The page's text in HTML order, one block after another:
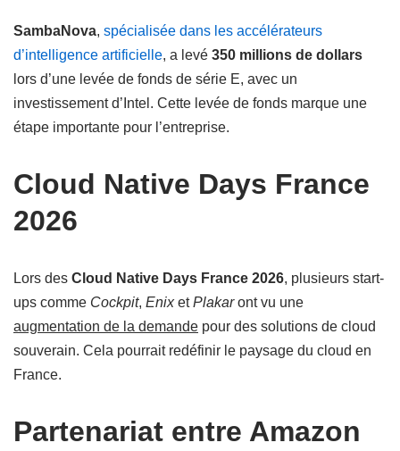
SambaNova, spécialisée dans les accélérateurs
d’intelligence artificielle, a levé 350 millions de dollars
lors d’une levée de fonds de série E, avec un
investissement d’Intel. Cette levée de fonds marque une
étape importante pour l’entreprise.
Cloud Native Days France
2026
Lors des Cloud Native Days France 2026, plusieurs start-
ups comme Cockpit, EnixetPlakaront vu une
augmentation de la demande pour des solutions de cloud
souverain. Cela pourrait redéfinir le paysage du cloud en
France.
Partenariat entre Amazon